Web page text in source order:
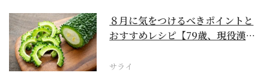
８月に気をつけるべきポイントと
おすすめレシピ【79歳、現役漢方
サライ